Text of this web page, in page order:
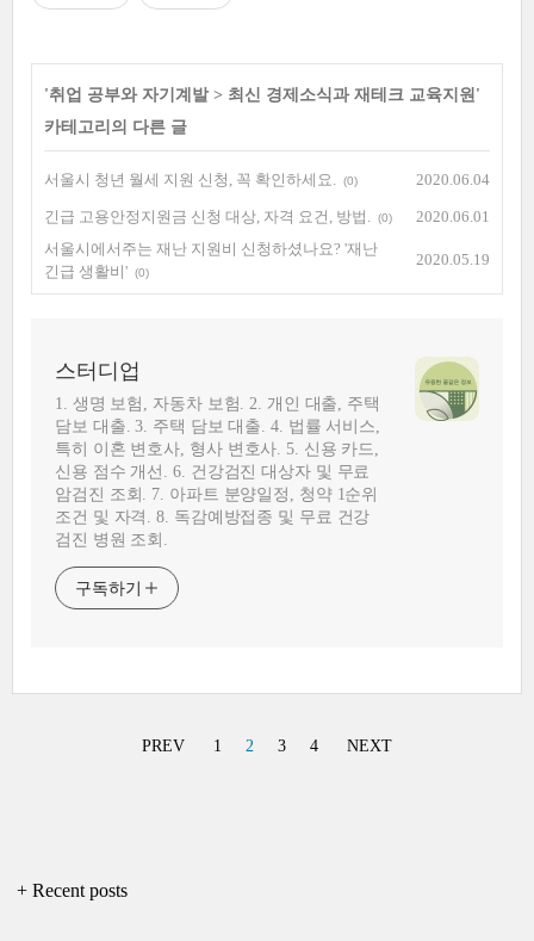
'취업 공부와 자기계발> 최신 경제소식과 재테크 교육지원 '
카테고리의 다른 글
서울시 청년 월세 지원 신청, 꼭 확인하세요. (0) 2020.06.04
긴급 고용안정지원금 신청 대상, 자격 요건, 방법. (0)
2020.06.01
서울시에서주는 재난 지원비 신청하셨나요? '재난
긴급 생활비' (0)
2020.05.19
스터디업
1. 생명 보험, 자동차 보험. 2. 개인 대출, 주택
담보 대출. 3. 주택 담보 대출. 4. 법률 서비스,
특히 이혼 변호사, 형사 변호사. 5. 신용 카드,
신용 점수 개선. 6. 건강검진 대상자 및 무료
암검진 조회. 7. 아파트 분양일정, 청약 1순위
조건 및 자격. 8. 독감예방접종 및 무료 건강
검진 병원 조회.
구독하기
PREV 1 2 3 4 NEXT
+ Recent posts